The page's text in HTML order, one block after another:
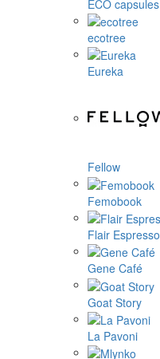
ECO capsules
ecotree
Eureka
Fellow
Femobook
Flair Espresso
Gene Café
Goat Story
La Pavoni